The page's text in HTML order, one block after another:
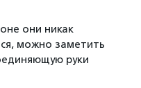
они никак
можно заметить
руки